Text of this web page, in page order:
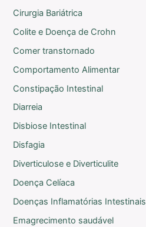
Cirurgia Bariátrica
Colite e Doença de Crohn
Comer transtornado
Comportamento Alimentar
Constipação Intestinal
Diarreia
Disbiose Intestinal
Disfagia
Diverticulose e Diverticulite
Doença Celíaca
Doenças Inflamatórias Intestinais
Emagrecimento saudável